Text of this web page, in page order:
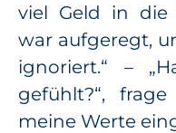
viel Geld in die
war aufgeregt,
ignoriert.“ –
gefühlt?“,
meine Werte